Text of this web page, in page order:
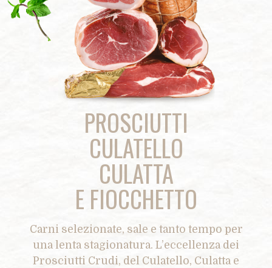
PROSCIUTTI
CULATELLO
CULATTA
E FIOCCHETTO
Carni selezionate, sale e tanto tempo per
una lenta stagionatura. L’eccellenza dei
Prosciutti Crudi, del Culatello, Culatta e